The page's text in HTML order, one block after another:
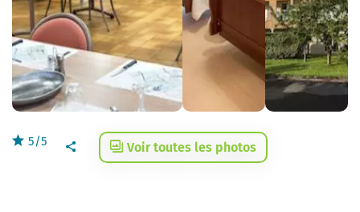
5/5 Voir toutes les photos